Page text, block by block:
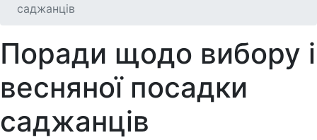
саджанців
Поради щодо вибору і
весняної посадки
саджанців